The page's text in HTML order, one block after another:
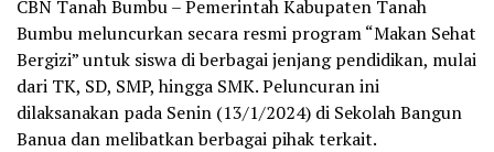
CBN Tanah Bumbu – Pemerintah Kabupaten Tanah
Bumbu meluncurkan secara resmi program “Makan Sehat
Bergizi” untuk siswa di berbagai jenjang pendidikan, mulai
dari TK, SD, SMP, hingga SMK. Peluncuran ini
dilaksanakan pada Senin (13/1/2024) di Sekolah Bangun
Banua dan melibatkan berbagai pihak terkait.